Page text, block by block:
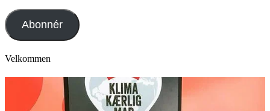
adresse
Abonnér
Velkommen